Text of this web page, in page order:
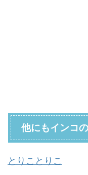
他にもインコ
とりことりこ